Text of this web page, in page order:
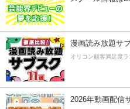
漫画読み放題サ
オリコン顧客満足度
2026年動画配信